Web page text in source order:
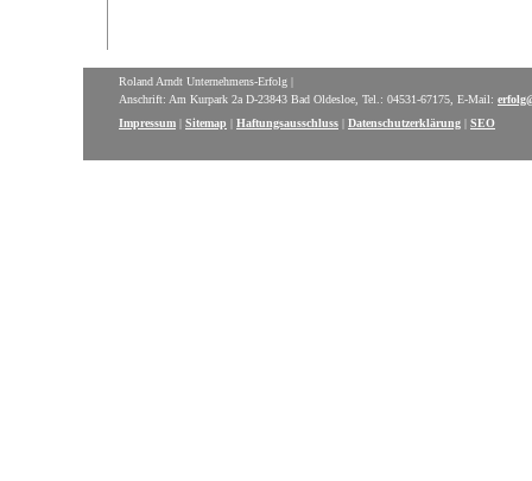
Roland Arndt Unternehmens-Erfolg |
Anschrift: Am Kurpark 2a D-23843 Bad Oldesloe, Tel.: 04531-67175, E-Mail:
Impressum | Sitemap | Haftungsausschluss | Datenschutzerklärung | SEO